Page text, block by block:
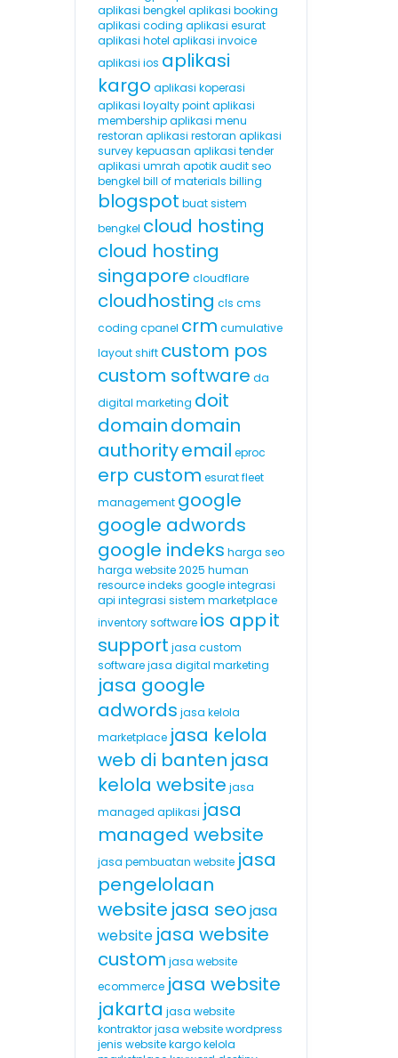
aplikasi bengkel aplikasi booking
aplikasi coding aplikasi esurat
aplikasi hotel aplikasi invoice
aplikasi ios aplikasi
kargo aplikasi koperasi
aplikasi loyalty point aplikasi
membership aplikasi menu
restoran aplikasi restoran aplikasi
survey kepuasan aplikasi tender
aplikasi umrah apotik audit seo
bengkel bill of materials billing
blogspot buat sistem
bengkel cloud hosting
cloud hosting
singapore cloudflare
cloudhosting cls cms
coding cpanel crm cumulative
layout shift custom pos
custom software da
digital marketing doit
domaindomain
authorityemail eproc
erp custom esurat fleet
management google
google adwords
google indeks harga seo
harga website 2025 human
resource indeks google integrasi
api integrasi sistem marketplace
inventory software ios appit
support jasa custom
software jasa digital marketing
jasa google
adwords jasa kelola
marketplace jasa kelola
web di banten jasa
kelola website jasa
managed aplikasi jasa
managed website
jasa pembuatan website jasa
pengelolaan
website jasa seojasa
website jasa website
custom jasa website
ecommerce jasa website
jakarta jasa website
kontraktor jasa website wordpress
jenis website kargo kelola